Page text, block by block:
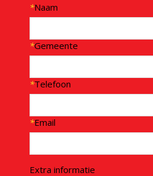
*Naam
*Gemeente
*Telefoon
*Email
Extra informatie